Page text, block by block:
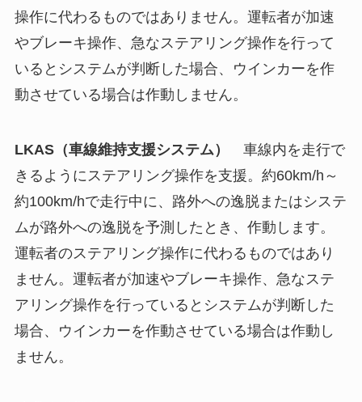
操作に代わるものではありません。運転者が加速
やブレーキ操作、急なステアリング操作を行って
いるとシステムが判断した場合、ウインカーを作
動させている場合は作動しません。
LKAS（車線維持支援システム） 車線内を走行で
きるようにステアリング操作を支援。約60km/h～
約100km/hで走行中に、路外への逸脱またはシステ
ムが路外への逸脱を予測したとき、作動します。
運転者のステアリング操作に代わるものではあり
ません。運転者が加速やブレーキ操作、急なステ
アリング操作を行っているとシステムが判断した
場合、ウインカーを作動させている場合は作動し
ません。